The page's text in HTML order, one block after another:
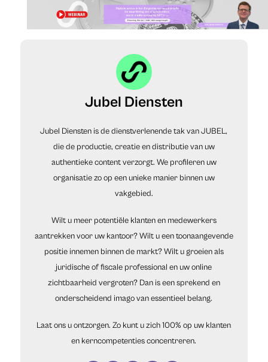
Jubel Diensten
Jubel Diensten is de dienstverlenende tak van JUBEL,
die de productie, creatie en distributie van uw
authentieke content verzorgt. We profileren uw
organisatie zo op een unieke manier binnen uw
vakgebied.
Wilt u meer potentiële klanten en medewerkers
aantrekken voor uw kantoor? Wilt u een toonaangevende
positie innemen binnen de markt? Wilt u groeien als
juridische of fiscale professional en uw online
zichtbaarheid vergroten? Dan is een sprekend en
onderscheidend imago van essentieel belang.
Laat ons u ontzorgen. Zo kunt u zich 100% op uw klanten
en kerncompetenties concentreren.